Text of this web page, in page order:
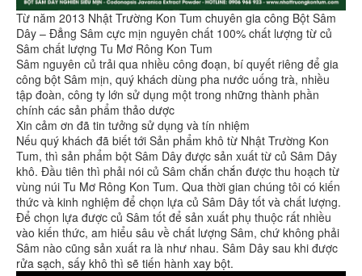
Từ năm 2013 Nhật Trường Kon Tum chuyên gia công Bột Sâm
Dây – Đẳng Sâm cực mịn nguyên chất 100% chất lượng từ củ
Sâm chất lượng Tu Mơ Rông Kon Tum
Sâm nguyên củ trải qua nhiều công đoạn, bí quyết riêng để gia
công bột Sâm mịn, quý khách dùng pha nước uống trà, nhiều
tập đoàn, công ty lớn sử dụng một trong những thành phần
chính các sản phẩm thảo dược
Xin cảm ơn đã tin tưởng sử dụng và tín nhiệm
Nếu quý khách đã biết tới Sản phẩm khô từ Nhật Trường Kon
Tum, thì sản phẩm bột Sâm Dây được sản xuất từ củ Sâm Dây
khô. Đầu tiên thì phải nói củ Sâm chắn chắn được thu hoạch từ
vùng núi Tu Mơ Rông Kon Tum. Qua thời gian chúng tôi có kiến
thức và kinh nghiệm để chọn lựa củ Sâm Dây tốt và chất lượng.
Để chọn lựa được củ Sâm tốt để sản xuất phụ thuộc rất nhiều
vào kiến thức, am hiểu sâu về chất lượng Sâm, chứ không phải
Sâm nào cũng sản xuất ra là như nhau. Sâm Dây sau khi được
rửa sạch, sấy khô thì sẽ tiến hành xay bột.